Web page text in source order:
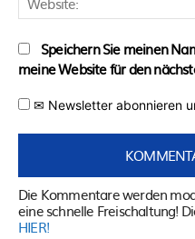
Speichern Sie meinen
meine Website für den
✉ Newsletter abonnieren
Die Kommentare werden
eine schnelle Freischaltung!
HIER!